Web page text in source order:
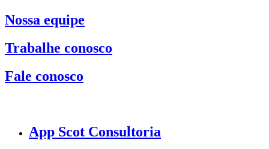
Nossa equipe
Trabalhe conosco
Fale conosco
App Scot Consultoria